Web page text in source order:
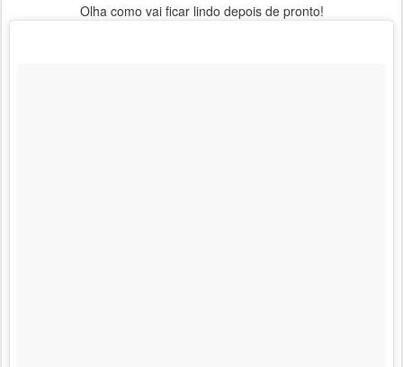
Olha como vai ficar lindo depois de pronto!